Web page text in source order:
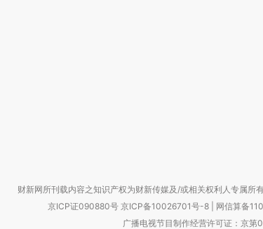
财新网所刊载内容之知识产权为财新传媒及/或相关权利人专属所
京ICP证090880号 京ICP备10026701号-8 网信算备
广播电视节目制作经营许可证：京第